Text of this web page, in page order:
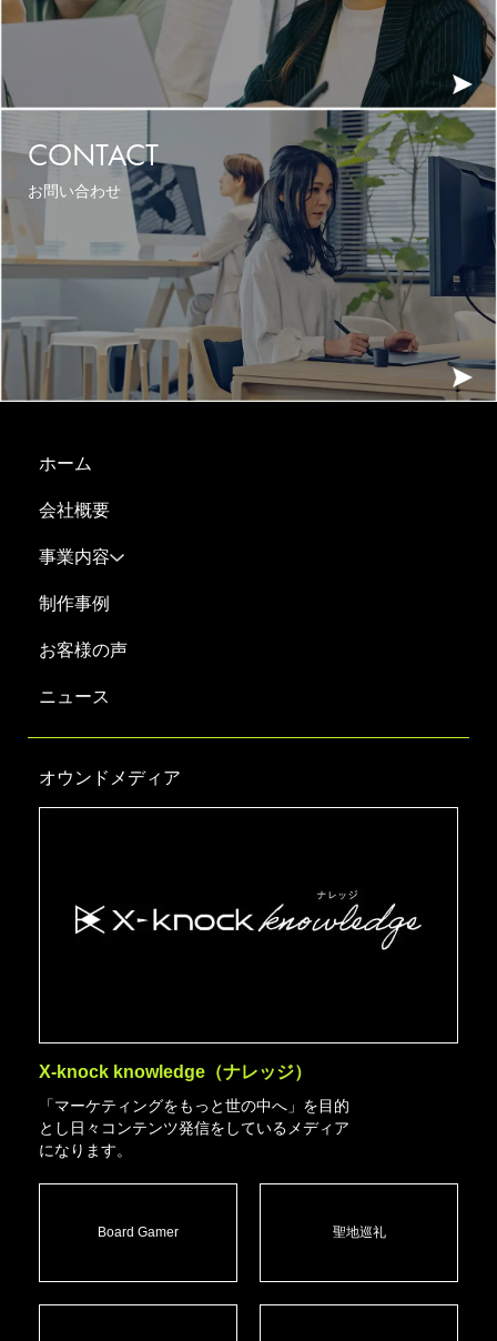
CONTACT
お問い合わせ
ホーム
会社概要
事業内容
制作事例
お客様の声
ニュース
オウンドメディア
X-knock knowledge（ナレッジ）
「マーケティングをもっと世の中へ」を目的
とし日々コンテンツ発信をしているメディア
になります。
Board Gamer 聖地巡礼